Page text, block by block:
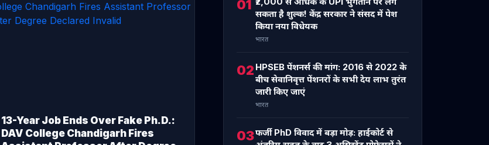
13-Year Job Ends Over Fake Ph.D.:
DAV College Chandigarh Fires
01
सकता है शुल्क! केंद्र सरकार ने संसद में पेश
किया नया विधेयक
भारत
02 HPSEB पेंशनर्स की मांग: 2016 से 2022 के
बीच सेवानिवृत्त पेंशनरों के सभी देय लाभ तुरंत
जारी किए जाएं
भारत
03फर्जी PhD विवाद में बड़ा मोड़: हाईकोर्ट से